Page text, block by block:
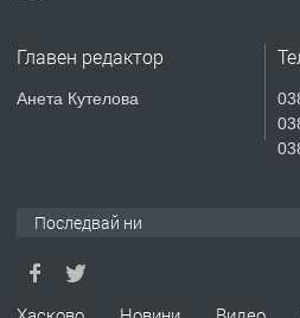
№4119
Главен редактор
Анета Кутелова
Последвай ни